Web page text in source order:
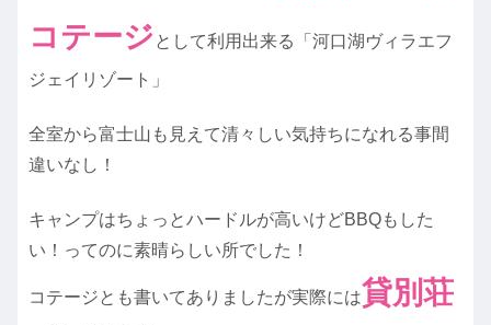
コテージ として利用出来る「河口湖ヴィラエフ
ジェイリゾート」
全室から富士山も見えて清々しい気持ちになれる事間
違いなし！
キャンプはちょっとハードルが高いけどBBQもした
い！ってのに素晴らしい所でした！
コテージとも書いてありましたが実際には貸別荘